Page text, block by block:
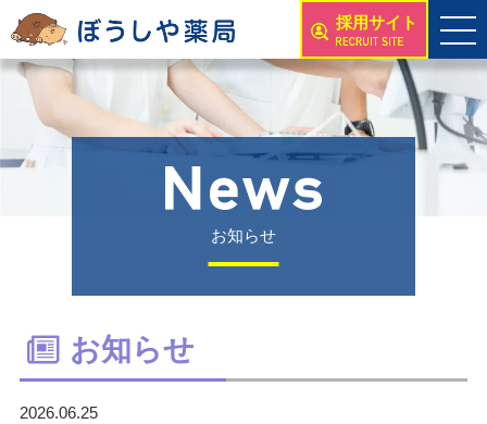
採用サイト
お知らせ
お知らせ
2026.06.25